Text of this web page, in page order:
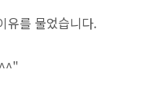
유를 물었습니다.